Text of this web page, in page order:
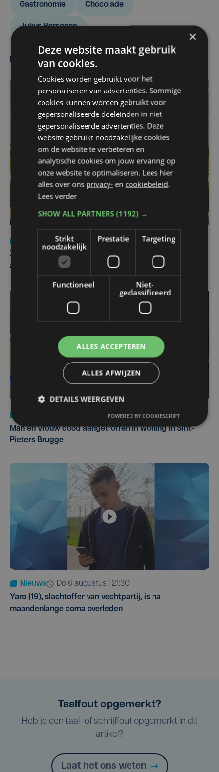
Gastronomie Chocolade
Julius Persoone
Meest gelezen
Update
za 1 augustus | 17:21
Zwaar ongeval op E403 in Izegem: drie rijstroken
afgesloten
di 4 augustus | 09:32
Man en vrouw dood aangetroffen in woning in Sint-
Pieters Brugge
Nieuws
do 6 augustus | 21:30
Yaro (19), slachtoffer van vechtpartij, is na
maandenlange coma overleden
Taalfout opgemerkt?
Heb je een taal- of schrijffout opgemerkt in dit
artikel?
Laat het ons weten
×
Deze website maakt gebruik
van cookies.
Cookies worden gebruikt voor het
personaliseren van advertenties. Sommige
cookies kunnen worden gebruikt voor
gepersonaliseerde doeleinden in niet
gepersonaliseerde advertenties. Deze
website gebruikt noodzakelijke cookies
om de website te verbeteren en
analytische cookies om jouw ervaring op
onze website te optimaliseren. Lees hier
alles over ons privacy- en cookiebeleid.
Lees verder
SHOW ALL PARTNERS(1192) →
Strikt
noodzakelijk
Prestatie Targeting
Functioneel
Niet-
geclassificeerd
ALLES ACCEPTEREN
ALLES AFWIJZEN
DETAILS WEERGEVEN
POWERED BY COOKIESCRIPT